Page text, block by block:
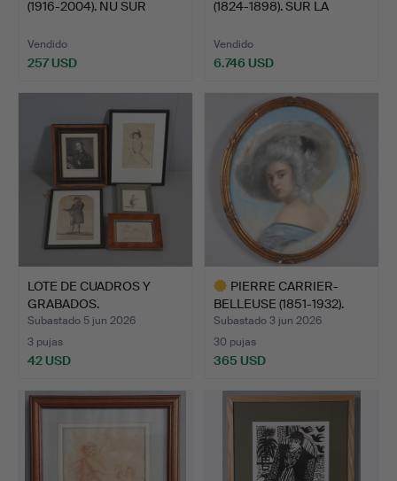
(1916-2004). NU SUR
Vendido
257 USD
(1824-1898). SUR LA
Vendido
6.746 USD
LOTE DE CUADROS Y
GRABADOS.
Subastado 5 jun 2026
3 pujas
42 USD
PIERRE CARRIER-
BELLEUSE (1851-1932).
RETRA…
Subastado 3 jun 2026
30 pujas
365 USD
seleccionado